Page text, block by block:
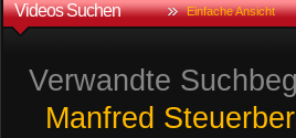
Videos Suchen Einfache Ansicht
Verwandte
Manfred